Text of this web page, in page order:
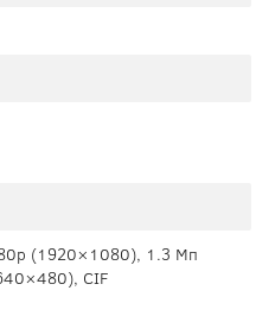
(1920×1080), 1.3 Мп
CIF